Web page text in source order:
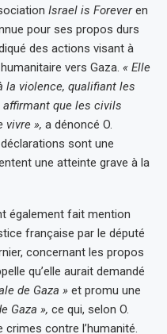
Israel is Foreveren
pour ses propos durs
des actions visant à
vers Gaza. « Elle
la violence, qualifiant les
affirmant que les civils
vivre », a dénoncé O.
sont une
une atteinte grave à la
également fait mention
française par le député
concernant les propos
qu’elle aurait demandé
de Gaza » et promu une
Gaza », ce qui, selon O.
contre l’humanité.